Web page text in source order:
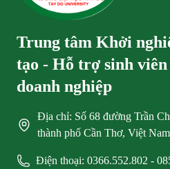
Trung tâm Khởi
tạo - Hỗ trợ sinh
doanh nghiệp
Địa chỉ: Số 68 đường Trần
thành phố Cần Thơ, Việt Nam
Điện thoại: 0366.552.802 -